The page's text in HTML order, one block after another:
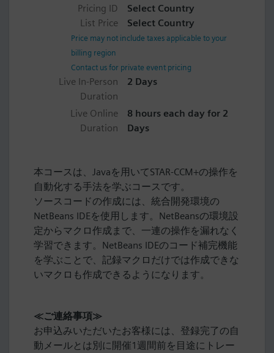
Pricing ID
Select Country
List Price
Select Country
Price may not include taxes applicable to your
billing region
Contact us for private event pricing
Live In-Person
Duration
2 Days
Live Online
Duration
8 hours each day for 2
Days
本コースは、Javaを用いてSTAR-CCM+の操作を
自動化する手法を学ぶコースです。
ソースコードの作成には、統合開発環境の
NetBeans IDEを使用します。NetBeansの環境設
定からマクロ作成まで、一連の操作を漏れなく
学習できます。NetBeans IDEのコード補完機能
を学ぶことで、記録マクロだけでは作成できな
いマクロも作成できるようになります。
≪ご連絡事項≫
お申込みいただいたお客様には、登録完了の自
動メールとは別に開催1週間前を目途にトレー